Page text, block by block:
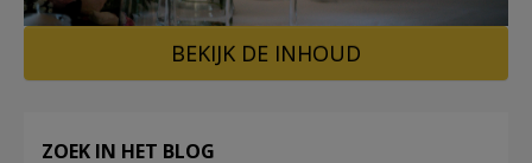
BEKIJK DE INHOUD
ZOEK IN HET BLOG